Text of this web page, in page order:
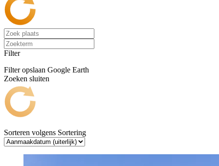
Filter
Filter opslaan Google Earth
Zoeken sluiten
Sorteren volgens Sortering